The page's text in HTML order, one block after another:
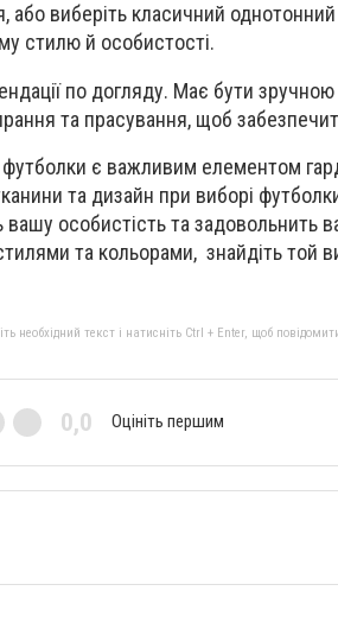
або виберіть класичний
стилю й особистості.
по догляду. Має бути зручною
та прасування, щоб
футболки є важливим елементом
та дизайн при виборі
вашу особистість та задовольнить
та кольорами, знайдіть той
необхідний текст і натисніть Ctrl + Enter, щоб
0,0 Оцініть першим